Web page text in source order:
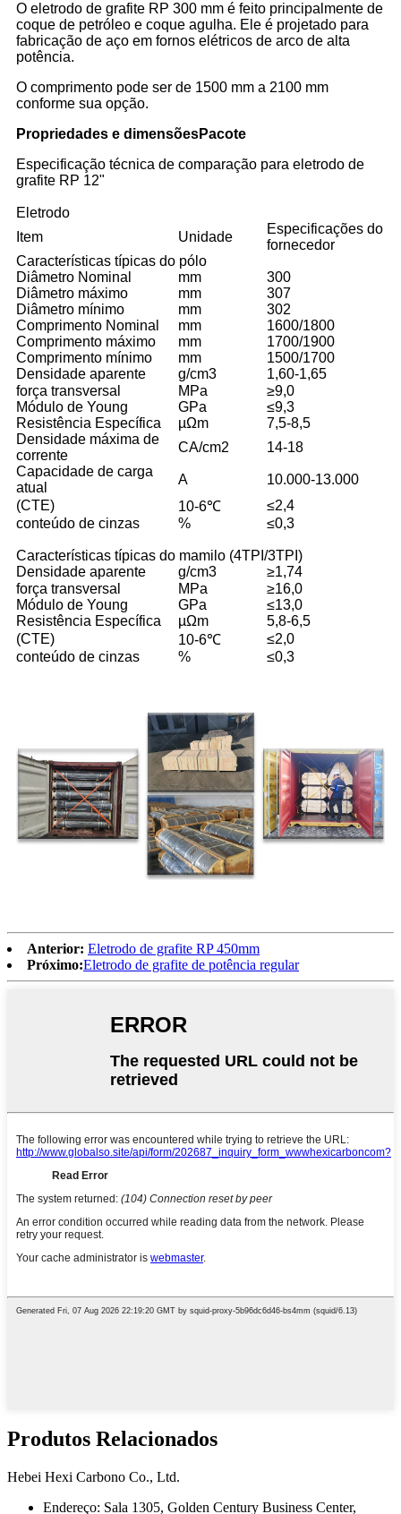
O eletrodo de grafite RP 300 mm é feito principalmente de
coque de petróleo e coque agulha. Ele é projetado para
fabricação de aço em fornos elétricos de arco de alta
potência.
O comprimento pode ser de 1500 mm a 2100 mm
conforme sua opção.
Propriedades e dimensõesPacote
Especificação técnica de comparação para eletrodo de
grafite RP 12"
Eletrodo
Item
Unidade
Especificações do
fornecedor
Características típicas do pólo
Diâmetro Nominal
mm
300
Diâmetro máximo
mm
307
Diâmetro mínimo
mm
302
Comprimento Nominal
mm
1600/1800
Comprimento máximo
mm
1700/1900
Comprimento mínimo
mm
1500/1700
Densidade aparente
g/cm3
1,60-1,65
força transversal
MPa
≥9,0
Módulo de Young
GPa
≤9,3
Resistência Específica
µΩm
7,5-8,5
Densidade máxima de
corrente
CA/cm2
14-18
Capacidade de carga
atual
A
10.000-13.000
(CTE)
10-6℃
≤2,4
conteúdo de cinzas
% ≤0,3
Características típicas do mamilo (4TPI/3TPI)
Densidade aparente
g/cm3
≥1,74
força transversal
MPa
≥16,0
Módulo de Young
GPa
≤13,0
Resistência Específica
µΩm
5,8-6,5
(CTE)
10-6℃
≤2,0
conteúdo de cinzas
% ≤0,3
Anterior: Eletrodo de grafite RP 450mm
Próximo:Eletrodo de grafite de potência regular
Produtos Relacionados
Hebei Hexi Carbono Co., Ltd.
Endereço: Sala 1305, Golden Century Business Center,